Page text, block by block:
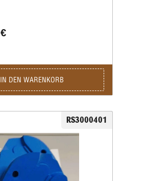
sichere sowie wiederholgenaue
im Schießstand. Viele Grip
Schussergebnisse empfiehlt Ransom
speziell für das jeweilige
Griffeinsatz zu
Produktbild ist ein Beispielbild!
IN DEN WARENKORB
RS3000401